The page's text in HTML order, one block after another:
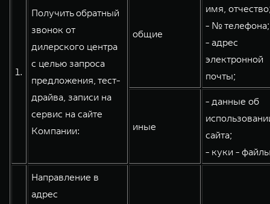
от 6 149 000 ₽
Эстетика нового времени
от 5 699 000 ₽
WEY 80
Масштаб возможностей Масштаб возможностей
от 8 099 000 ₽
1.
Получить обратный
звонок от
дилерского центра
с целью запроса
предложения, тест-
драйва, записи на
сервис на сайте
Компании:
общие
имя,
- № телефона;
- адрес
электронной
почты;
иные
- данные об
сайта;
- куки -
Направление в
адрес